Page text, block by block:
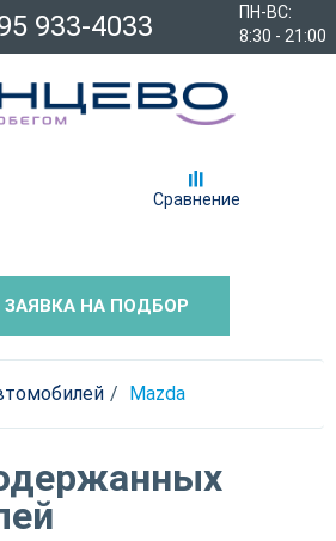
ПН-ВС:
8:30 - 21:00
933-4033
Сравнение
ЗАЯВКА НА ПОДБОР
Mazda